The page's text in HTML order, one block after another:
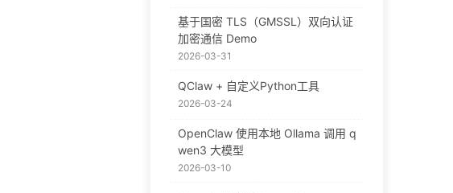
基于国密 TLS（GMSSL）双向认证
加密通信 Demo
2026-03-31
QClaw + 自定义Python工具
2026-03-24
OpenClaw 使用本地 Ollama 调用 q
wen3 大模型
2026-03-10